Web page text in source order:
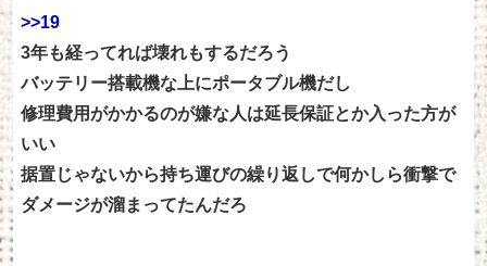
>>19
3年も経ってれば壊れもするだろう
バッテリー搭載機な上にポータブル機だし
修理費用がかかるのが嫌な人は延長保証とか入った方が
いい
据置じゃないから持ち運びの繰り返しで何かしら衝撃で
ダメージが溜まってたんだろ